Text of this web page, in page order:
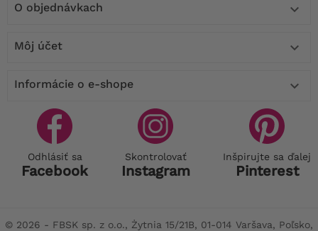
O objednávkach 
Môj účet 
Informácie o e-shope 
Odhlásiť sa
Facebook
Skontrolovať
Instagram
Inšpirujte sa ďalej
Pinterest
© 2026 - FBSK sp. z o.o., Żytnia 15/21B, 01-014 Varšava, Poľsko,